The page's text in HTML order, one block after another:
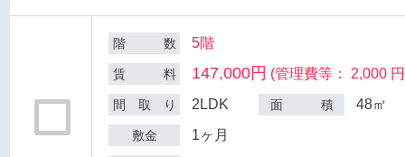
階 数 5階
賃 料 147,000円 (管理費等： 2,000
間 取 り 2LDK 面 積 48㎡
敷金 1ヶ月